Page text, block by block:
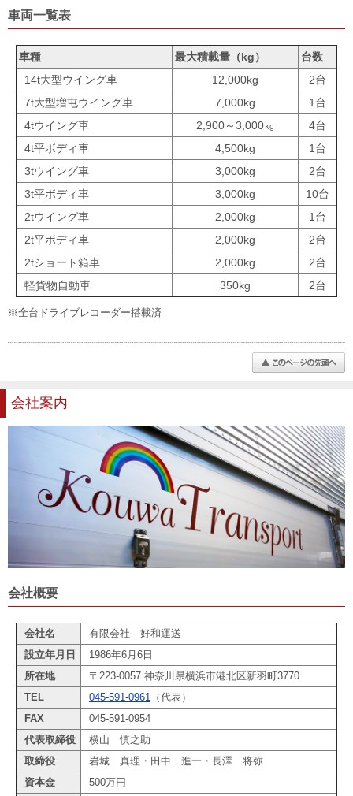
車両一覧表
車種 最大積載量（kg）
台数
14t大型ウイング車
12,000kg
2台
7t大型増屯ウイング車
7,000kg
1台
4tウイング車
2,900～3,000㎏
4台
4t平ボディ車
4,500kg
1台
3tウイング車
3,000kg
2台
3t平ボディ車
3,000kg
10台
2tウイング車
2,000kg
1台
2t平ボディ車
2,000kg
2台
2tショート箱車
2,000kg
2台
軽貨物自動車
350kg 2台
※全台ドライブレコーダー搭載済
会社案内
会社概要
会社名
有限会社 好和運送
設立年月日
1986年6月6日
所在地
〒223-0057 神奈川県横浜市港北区新羽町3770
TEL
045-591-0961
（代表）
FAX
045-591-0954
代表取締役
横山 慎之助
取締役
岩城 真理・田中 進一・長澤 将弥
資本金
500万円